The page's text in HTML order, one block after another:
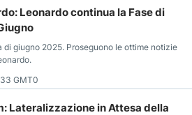
Leonardo continua la Fase di
giugno 2025. Proseguono le ottime notizie
GMT0
Lateralizzazione in Attesa della